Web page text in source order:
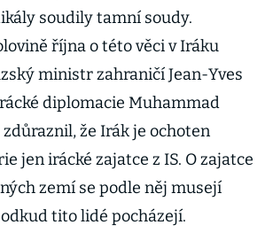
soudily tamní soudy.
října o této věci v Iráku
ministr zahraničí Jean-Yves
diplomacie Muhammad
že Irák je ochoten
jen irácké zajatce z IS. O zajatce
zemí se podle něj musejí
tito lidé pocházejí.